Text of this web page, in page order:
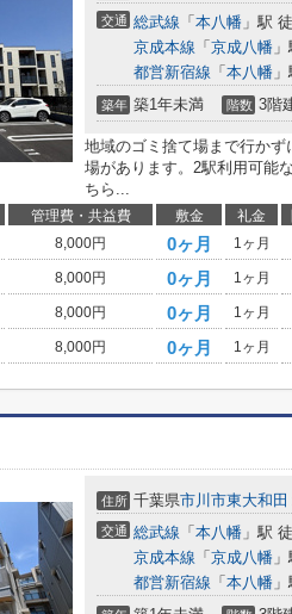
交通 総武線 「 本八幡 」駅
京成本線 「 京成八幡
都営新宿線 「 本八幡
築年 築1年未満 階数 3階
地域のゴミ捨て場まで行か
場があります。2駅利用可能
ちら...
管理費・共益費 敷金 礼金
8,000円 0ヶ月 1ヶ月
8,000円 0ヶ月 1ヶ月
8,000円 0ヶ月 1ヶ月
8,000円 0ヶ月 1ヶ月
住所 千葉県市川市東大和田
交通 総武線 「 本八幡 」駅
京成本線 「 京成八幡
都営新宿線 「 本八幡